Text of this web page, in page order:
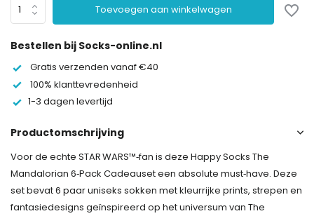
Toevoegen aan winkelwagen
Bestellen bij Socks-online.nl
Gratis verzenden vanaf €40
100% klanttevredenheid
1-3 dagen levertijd
Productomschrijving
Voor de echte STAR WARS™‑fan is deze Happy Socks The
Mandalorian 6‑Pack Cadeauset een absolute must‑have. Deze
set bevat 6 paar uniseks sokken met kleurrijke prints, strepen en
fantasiedesigns geïnspireerd op het universum van The